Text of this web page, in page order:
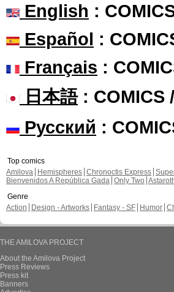
English :
Español :
Français :
日本語: COMICS
Русский :
Top comics
Amilova
Hemispheres Chronoctis Express
Bienvenidos A República Gada Only Two
Genre
Action
Design - Artworks Fantasy - SF Humor
THE AMILOVA PROJECT
About the Amilova Project
Press Reviews
Press kit
Banners